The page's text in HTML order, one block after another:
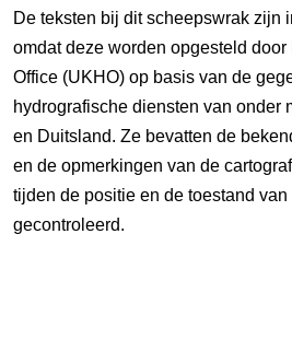
De teksten bij dit scheepswrak
omdat deze worden opgesteld
Office (UKHO) op basis van de
hydrografische diensten van onder
en Duitsland. Ze bevatten de
en de opmerkingen van de
tijden de positie en de toestand
gecontroleerd.